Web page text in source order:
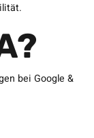
bei Google &